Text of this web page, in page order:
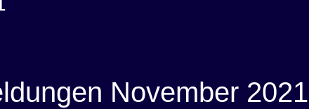
November 2021